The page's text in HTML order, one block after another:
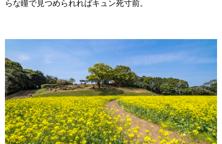
らな瞳で見つめられればキュン死寸前。